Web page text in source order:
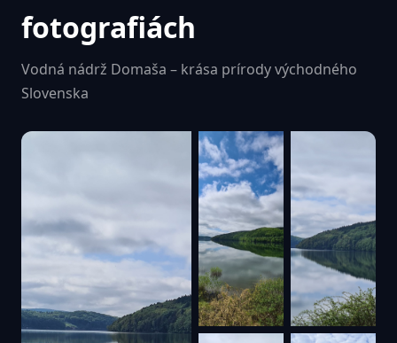
fotografiách
Vodná nádrž Domaša – krása prírody východného
Slovenska